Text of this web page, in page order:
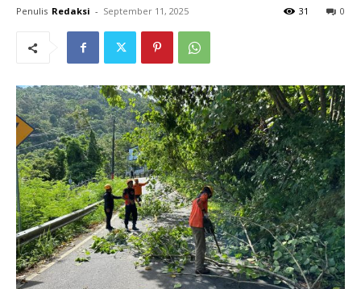
Penulis Redaksi - September 11, 2025 0
31